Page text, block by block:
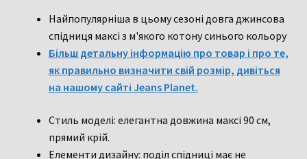
Найпопулярніша в цьому сезоні довга джинсова
спідниця максі з м'якого котону синього кольору
Більш детальну інформацію про товар і про те,
як правильно визначити свій розмір, дивіться
на нашому сайті Jeans Planet.
Стиль моделі: елегантна довжина максі 90 см,
прямий крій.
Елементи дизайну: поділ спідниці має не